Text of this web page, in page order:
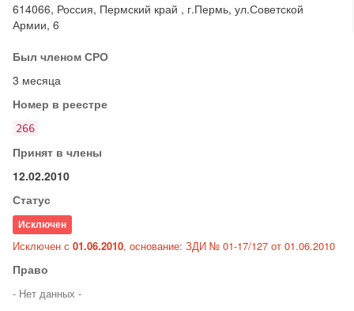
614066, Россия, Пермский край , г.Пермь, ул.Советской
Армии, 6
Был членом СРО
3 месяца
Номер в реестре
266
Принят в члены
12.02.2010
Статус
Исключен
Исключен с 01.06.2010, основание: ЗДИ № 01-17/127 от 01.06.2010
Право
- Нет данных -